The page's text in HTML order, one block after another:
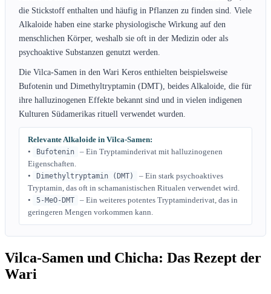
die Stickstoff enthalten und häufig in Pflanzen zu finden sind. Viele
Alkaloide haben eine starke physiologische Wirkung auf den
menschlichen Körper, weshalb sie oft in der Medizin oder als
psychoaktive Substanzen genutzt werden.
Die Vilca-Samen in den Wari Keros enthielten beispielsweise
Bufotenin und Dimethyltryptamin (DMT), beides Alkaloide, die für
ihre halluzinogenen Effekte bekannt sind und in vielen indigenen
Kulturen Südamerikas rituell verwendet wurden.
Relevante Alkaloide in Vilca-Samen:
•
Bufotenin
– Ein Tryptaminderivat mit halluzinogenen
Eigenschaften.
•
Dimethyltryptamin (DMT)
– Ein stark psychoaktives
Tryptamin, das oft in schamanistischen Ritualen verwendet wird.
•
5-MeO-DMT
– Ein weiteres potentes Tryptaminderivat, das in
geringeren Mengen vorkommen kann.
Vilca-Samen und Chicha: Das Rezept der
Wari